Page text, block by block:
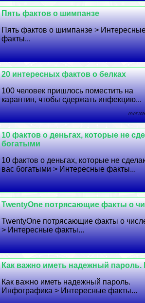
Пять фактов о шимпанзе
Пять фактов о шимпанзе >
факты...
20 интересных фактов о белках
100 человек пришлось поместить на
карантин, чтобы сдержать инфекцию...
09 07
10 фактов о деньгах, которые не
богатыми
10 фактов о деньгах, которые не
вас богатыми > Интересные факты...
TwentyOne потрясающие факты о
TwentyOne потрясающие факты о
> Интересные факты...
Как важно иметь надежный
Как важно иметь надежный пароль.
Инфографика > Интересные факты...